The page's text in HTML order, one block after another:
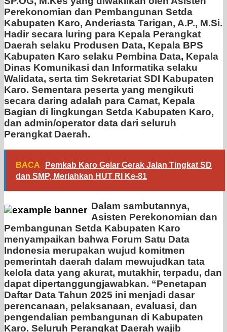
Perekonomian dan Pembangunan Setda
Kabupaten Karo, Anderiasta Tarigan, A.P., M.Si.
Hadir secara luring para Kepala Perangkat
Daerah selaku Produsen Data, Kepala BPS
Kabupaten Karo selaku Pembina Data, Kepala
Dinas Komunikasi dan Informatika selaku
Walidata, serta tim Sekretariat SDI Kabupaten
Karo. Sementara peserta yang mengikuti
secara daring adalah para Camat, Kepala
Bagian di lingkungan Setda Kabupaten Karo,
dan admin/operator data dari seluruh
Perangkat Daerah.
BACA
Pemkab Karo Gelar Gerak Jalan Tingkat SD
dan SMP, Meriahkan HUT RI Ke-81
Dalam sambutannya,
Asisten Perekonomian dan
Pembangunan Setda Kabupaten Karo
menyampaikan bahwa Forum Satu Data
Indonesia merupakan wujud komitmen
pemerintah daerah dalam mewujudkan tata
kelola data yang akurat, mutakhir, terpadu, dan
dapat dipertanggungjawabkan. “Penetapan
Daftar Data Tahun 2025 ini menjadi dasar
perencanaan, pelaksanaan, evaluasi, dan
pengendalian pembangunan di Kabupaten
Karo. Seluruh Perangkat Daerah wajib